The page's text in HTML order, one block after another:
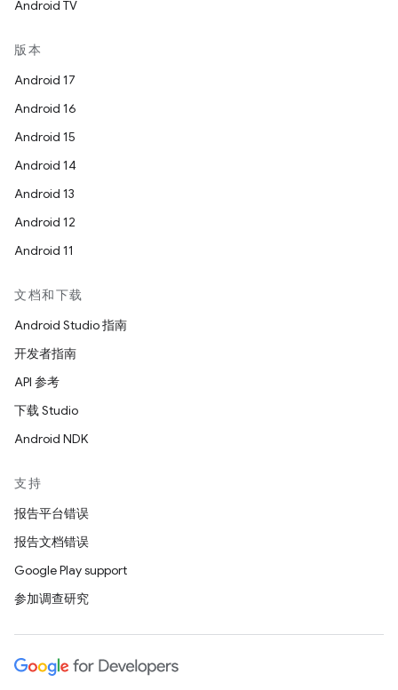
Android TV
版本
Android 17
Android 16
Android 15
Android 14
Android 13
Android 12
Android 11
文档和下载
Android Studio 指南
开发者指南
API 参考
下载 Studio
Android NDK
支持
报告平台错误
报告文档错误
Google Play support
参加调查研究